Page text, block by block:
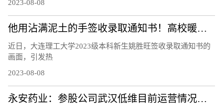
2023-08-08
他用沾满泥土的手签收录取通知书！高校暖心回应
近日，大连理工大学2023级本科新生姚胜旺签收录取通知书的
画面，引发热
2023-08-08
永安药业：参股公司武汉低维目前运营情况正常，研制的石墨烯材料等相关产品正处于市场推广阶段